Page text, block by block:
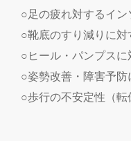
○足の疲れ対するイン
○靴底のすり減りに
○ヒール・パンプス
○姿勢改善・障害予
○歩行の不安定性（